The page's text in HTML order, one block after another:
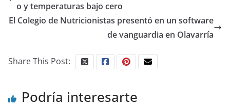
o y temperaturas bajo cero
El Colegio de Nutricionistas presentó en un software
de vanguardia en Olavarría
Share This Post:
Podría interesarte